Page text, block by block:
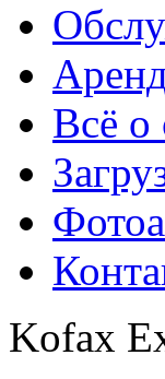
Всё о
Kofax